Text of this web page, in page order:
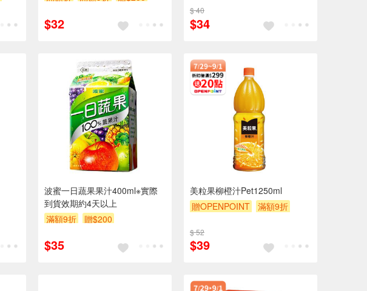
$32
$ 40
$34
波蜜一日蔬果果汁400ml※實際
到貨效期約4天以上
滿額9折
贈$200
$35
美粒果柳橙汁Pet1250ml
贈OPENPOINT
滿額9折
$ 52
$39